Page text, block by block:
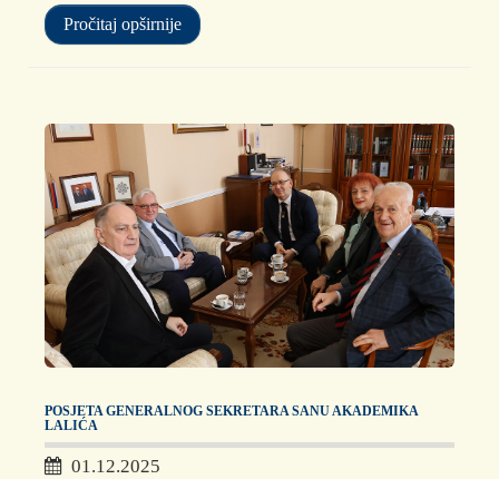
Pročitaj opširnije
POSJETA GENERALNOG SEKRETARA SANU AKADEMIKA
LALIĆA
01.12.2025